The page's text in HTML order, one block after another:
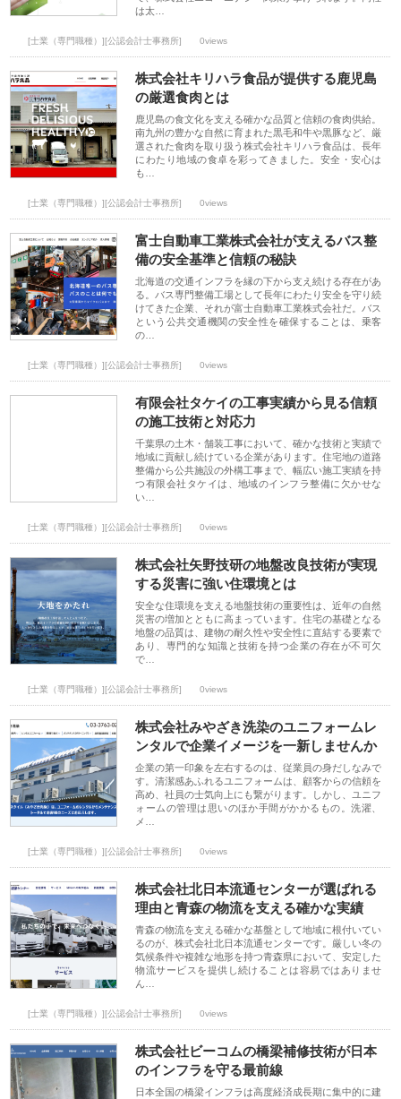
は太…
[士業（専門職種）][公認会計士事務所] 0views
株式会社キリハラ食品が提供する鹿児島
の厳選食肉とは
鹿児島の食文化を支える確かな品質と信頼の食肉供給。
南九州の豊かな自然に育まれた黒毛和牛や黒豚など、厳
選された食肉を取り扱う株式会社キリハラ食品は、長年
にわたり地域の食卓を彩ってきました。安全・安心は
も…
[士業（専門職種）][公認会計士事務所] 0views
富士自動車工業株式会社が支えるバス整
備の安全基準と信頼の秘訣
北海道の交通インフラを縁の下から支え続ける存在があ
る。バス専門整備工場として長年にわたり安全を守り続
けてきた企業、それが富士自動車工業株式会社だ。バス
という公共交通機関の安全性を確保することは、乗客
の…
[士業（専門職種）][公認会計士事務所] 0views
有限会社タケイの工事実績から見る信頼
の施工技術と対応力
千葉県の土木・舗装工事において、確かな技術と実績で
地域に貢献し続けている企業があります。住宅地の道路
整備から公共施設の外構工事まで、幅広い施工実績を持
つ有限会社タケイは、地域のインフラ整備に欠かせな
い…
[士業（専門職種）][公認会計士事務所] 0views
株式会社矢野技研の地盤改良技術が実現
する災害に強い住環境とは
安全な住環境を支える地盤技術の重要性は、近年の自然
災害の増加とともに高まっています。住宅の基礎となる
地盤の品質は、建物の耐久性や安全性に直結する要素で
あり、専門的な知識と技術を持つ企業の存在が不可欠
で…
[士業（専門職種）][公認会計士事務所] 0views
株式会社みやざき洗染のユニフォームレ
ンタルで企業イメージを一新しませんか
企業の第一印象を左右するのは、従業員の身だしなみで
す。清潔感あふれるユニフォームは、顧客からの信頼を
高め、社員の士気向上にも繋がります。しかし、ユニフ
ォームの管理は思いのほか手間がかかるもの。洗濯、
メ…
[士業（専門職種）][公認会計士事務所] 0views
株式会社北日本流通センターが選ばれる
理由と青森の物流を支える確かな実績
青森の物流を支える確かな基盤として地域に根付いてい
るのが、株式会社北日本流通センターです。厳しい冬の
気候条件や複雑な地形を持つ青森県において、安定した
物流サービスを提供し続けることは容易ではありませ
ん…
[士業（専門職種）][公認会計士事務所] 0views
株式会社ビーコムの橋梁補修技術が日本
のインフラを守る最前線
日本全国の橋梁インフラは高度経済成長期に集中的に建